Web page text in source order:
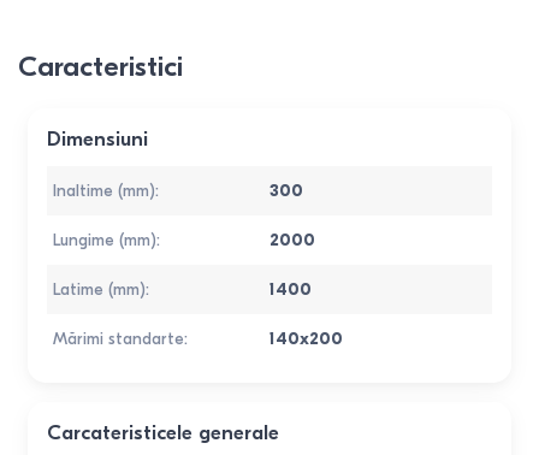
Caracteristici
Dimensiuni
Inaltime (mm): 300
Lungime (mm): 2000
Latime (mm): 1400
Mărimi standarte: 140x200
Carcateristicele generale